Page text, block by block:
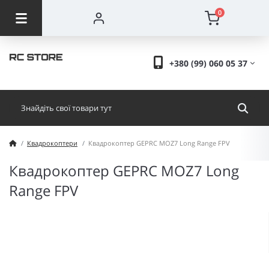
0
+380 (99) 060 05 37
Квадрокоптери Квадрокоптер GEPRC MOZ7 Long Range FPV
Квадрокоптер GEPRC MOZ7 Long
Range FPV